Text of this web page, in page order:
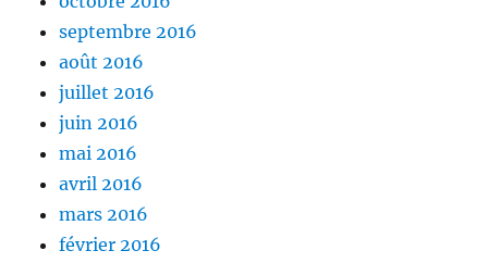
septembre 2016
août 2016
juillet 2016
juin 2016
mai 2016
avril 2016
mars 2016
février 2016